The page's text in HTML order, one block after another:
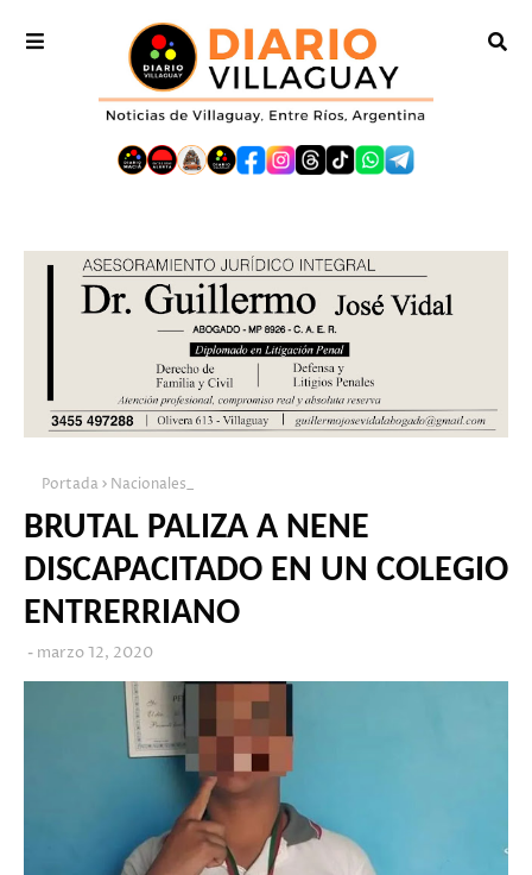
Portada Nacionales_
BRUTAL PALIZA A NENE
DISCAPACITADO EN UN COLEGIO
ENTRERRIANO
marzo 12, 2020